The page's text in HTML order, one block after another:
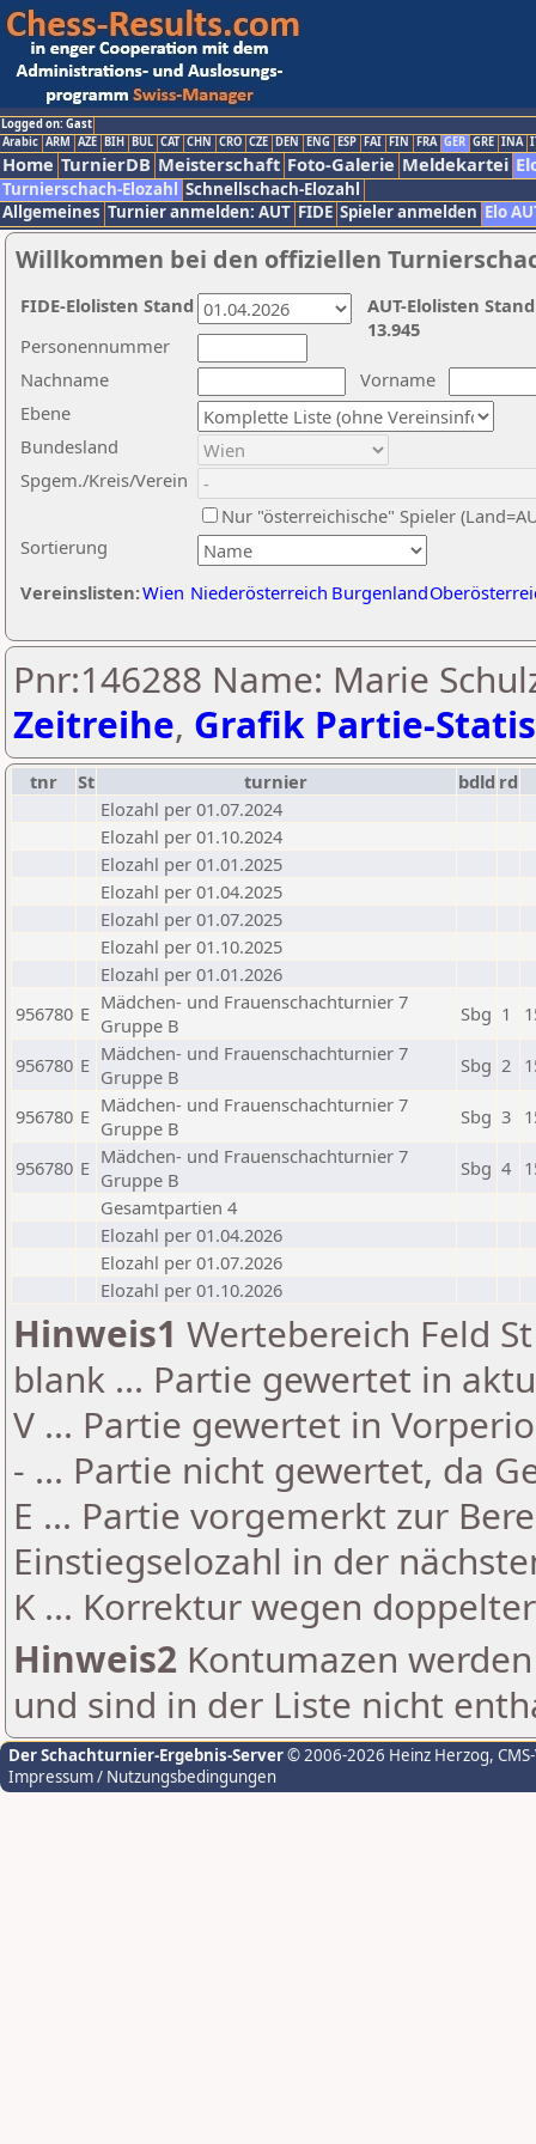
Logged on: Gast
Arabic ARM AZE BIH BUL CAT CHN CRO CZE DEN ENG ESP FAI FIN FRA GER GRE INA
Home TurnierDB Meisterschaft Foto-Galerie Meldekartei
Turnierschach-Elozahl Schnellschach-Elozahl
Allgemeines Turnier anmelden: AUT FIDE Spieler anmelden Elo
Willkommen bei den offiziellen
Nachname
Vorname
Ebene
Sortierung
Personennummer
Bundesland
Spgem./Kreis/Verein
Nur "österreichische" Spieler
Vereinslisten:Wien Niederösterreich Burgenland
AUT-Elolisten
13.945
FIDE-Elolisten Stand
Pnr:146288 Name: Marie
Zeitreihe, Grafik Partie-
tnr St turnier bdld rd
Elozahl per 01.07.2024
Elozahl per 01.10.2024
Elozahl per 01.01.2025
Elozahl per 01.04.2025
Elozahl per 01.07.2025
Elozahl per 01.10.2025
Elozahl per 01.01.2026
956780 E Mädchen- und Frauenschachturnier 7
Gruppe B
Sbg 1
956780 E Mädchen- und Frauenschachturnier 7
Gruppe B
Sbg 2
956780 E Mädchen- und Frauenschachturnier 7
Gruppe B
Sbg 3
956780 E Mädchen- und Frauenschachturnier 7
Gruppe B
Sbg 4
Gesamtpartien 4
Elozahl per 01.04.2026
Elozahl per 01.07.2026
Elozahl per 01.10.2026
Hinweis1 Wertebereich Feld
blank ... Partie gewertet in
V ... Partie gewertet in
- ... Partie nicht gewertet, da
E ... Partie vorgemerkt zur
Einstiegselozahl in der
K ... Korrektur wegen
Hinweis2 Kontumazen
und sind in der Liste nicht
Der Schachturnier-Ergebnis-Server© 2006-2026 Heinz Herzog,
Impressum / Nutzungsbedingungen